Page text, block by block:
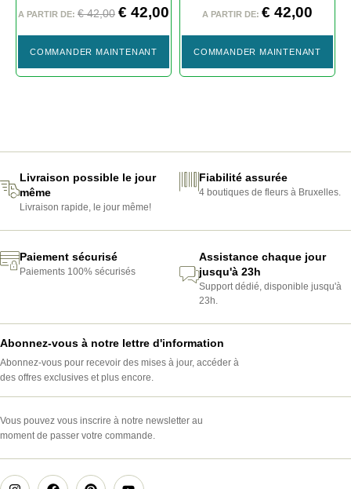
A PARTIR DE: €42,00 € 42,00
COMMANDER MAINTENANT
A PARTIR DE: € 42,00
COMMANDER MAINTENANT
Livraison possible le jour
même
Livraison rapide, le jour même!
Fiabilité assurée
4 boutiques de fleurs à Bruxelles.
Paiement sécurisé
Paiements 100% sécurisés
Assistance chaque jour
jusqu'à 23h
Support dédié, disponible jusqu'à
23h.
Abonnez-vous à notre lettre d'information
Abonnez-vous pour recevoir des mises à jour, accéder à
des offres exclusives et plus encore.
Vous pouvez vous inscrire à notre newsletter au
moment de passer votre commande.